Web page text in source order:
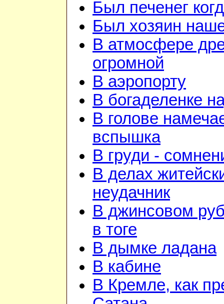
Был печенег
Был хозяин
В атмосфере
огромной
В аэропорту
В богаделенке
В голове
вспышка
В груди -
В делах
неудачник
В джинсовом
в тоге
В дымке ладана
В кабине
В Кремле, как